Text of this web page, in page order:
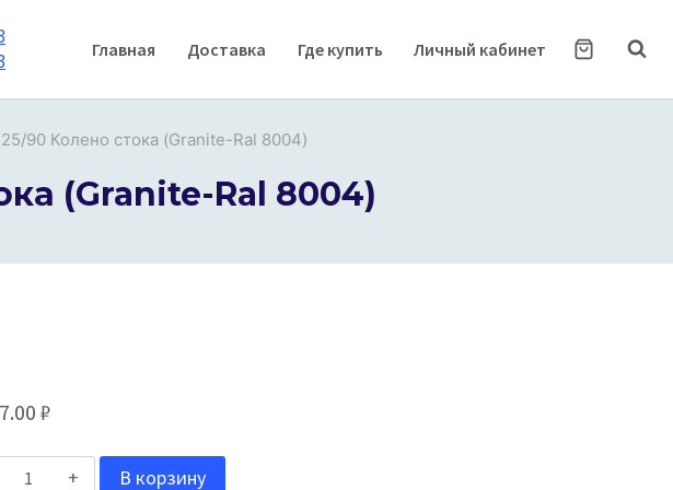
Главная Доставка Где купить Личный кабинет
90 Колено стока (Granite-Ral 8004)
(Granite-Ral 8004)
₽
Количество
В корзину